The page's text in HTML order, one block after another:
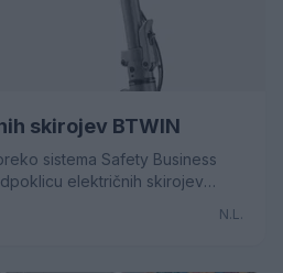
skirojev BTWIN
sistema Safety Business
električnih skirojev
N.L.